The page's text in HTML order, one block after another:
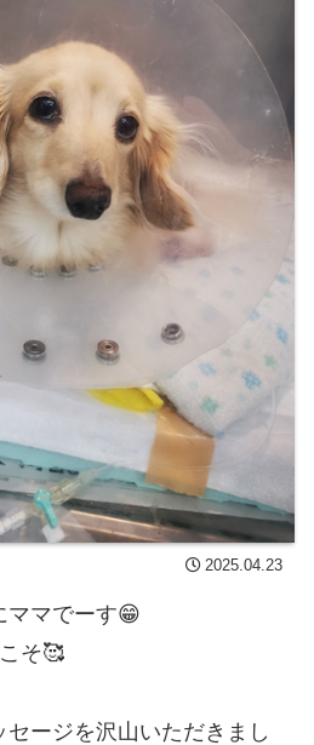
2025.04.23
ママでーす😁
そ🥰
セージを沢山いただきまし